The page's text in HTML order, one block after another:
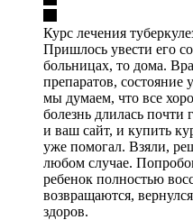
Курс лечения
Пришлось увести его
больницах, то дома.
препаратов, состояние
мы думаем, что все
болезнь длилась
и ваш сайт, и купить
уже помогал. Взяли,
любом случае.
ребенок полностью
возвращаются,
здоров.